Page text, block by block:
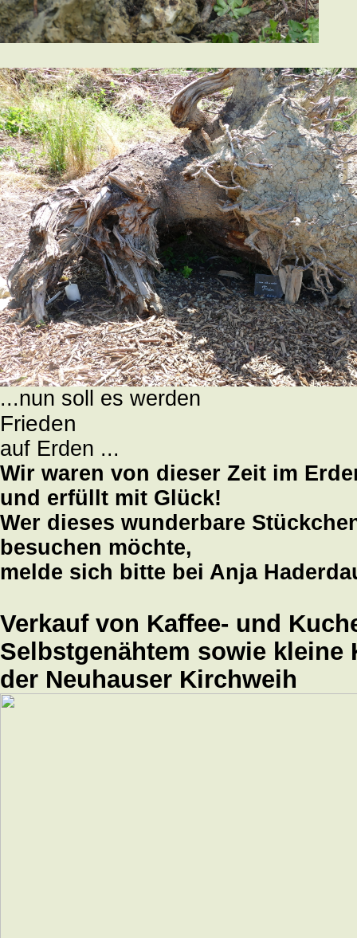
...nun soll es werden
Frieden
auf Erden ...
Wir waren von dieser Zeit im
und erfüllt mit Glück!
Wer dieses wunderbare
besuchen möchte,
melde sich bitte bei Anja
Verkauf von Kaffee- und
Selbstgenähtem sowie kleine
der Neuhauser Kirchweih